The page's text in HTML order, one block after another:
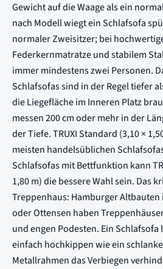
Gewicht auf die Waage als ein
nach Modell wiegt ein Schlafsofa
normaler Zweisitzer; bei
Federkernmatratze und stabilem
immer mindestens zwei Personen.
Schlafsofas sind in der Regel tiefer
die Liegefläche im Inneren Platz
messen 200 cm oder mehr in der
der Tiefe. TRUXI Standard (3,10 ×
meisten handelsüblichen
Schlafsofas mit Bettfunktion kann
1,80 m) die bessere Wahl sein. Das
Treppenhaus: Hamburger
oder Ottensen haben
und engen Podesten. Ein
einfach hochkippen wie ein
Metallrahmen das Verbiegen